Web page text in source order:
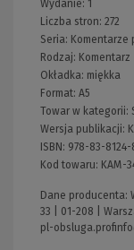
Wydanie: 1
Liczba stron: 272
Seria: Komentarze
Rodzaj: Komentarz
Okładka: miękka
Format: A5
Towar w kategorii:
Wersja publikacji:
ISBN: 978-83-
Kod towaru: KAM-
Dane producenta:
33 | 01-208 |
pl-